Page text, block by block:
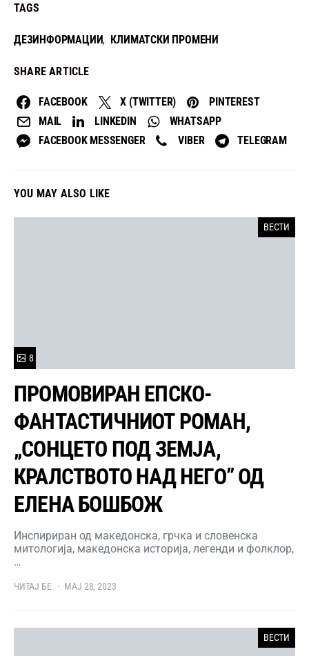
TAGS
ДЕЗИНФОРМАЦИИ, КЛИМАТСКИ ПРОМЕНИ
SHARE ARTICLE
FACEBOOK X (TWITTER)
PINTEREST
MAIL
LINKEDIN
WHATSAPP
FACEBOOK MESSENGER
VIBER TELEGRAM
YOU MAY ALSO LIKE
ВЕСТИ
8
ПРОМОВИРАН ЕПСКО-
ФАНТАСТИЧНИОТ РОМАН,
„СОНЦЕТО ПОД ЗЕМЈА,
КРАЛСТВОТО НАД НЕГО” ОД
ЕЛЕНА БОШБОЖ
Инспириран од македонска, грчка и словенска
митологија, македонска историја, легенди и фолклор,
…
ЧИТАЈ БЕ МАЈ 28, 2023
ВЕСТИ